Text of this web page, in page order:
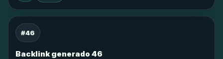
#46
Backlink generado 46